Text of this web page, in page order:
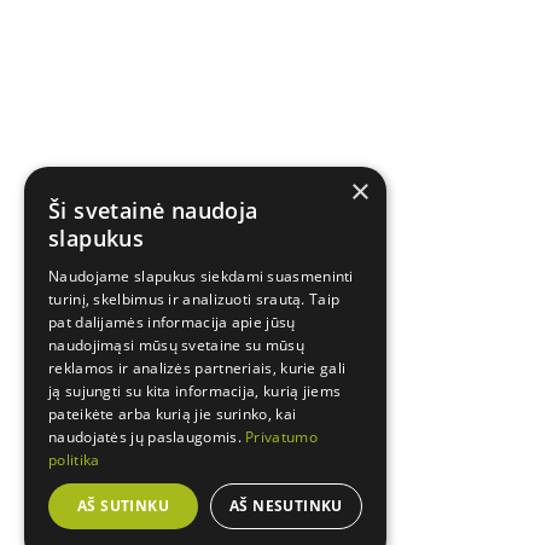
×
Ši svetainė naudoja
slapukus
Naudojame slapukus siekdami suasmeninti
turinį, skelbimus ir analizuoti srautą. Taip
pat dalijamės informacija apie jūsų
naudojimąsi mūsų svetaine su mūsų
reklamos ir analizės partneriais, kurie gali
ją sujungti su kita informacija, kurią jiems
pateikėte arba kurią jie surinko, kai
naudojatės jų paslaugomis. Privatumo
politika
AŠ SUTINKU AŠ NESUTINKU